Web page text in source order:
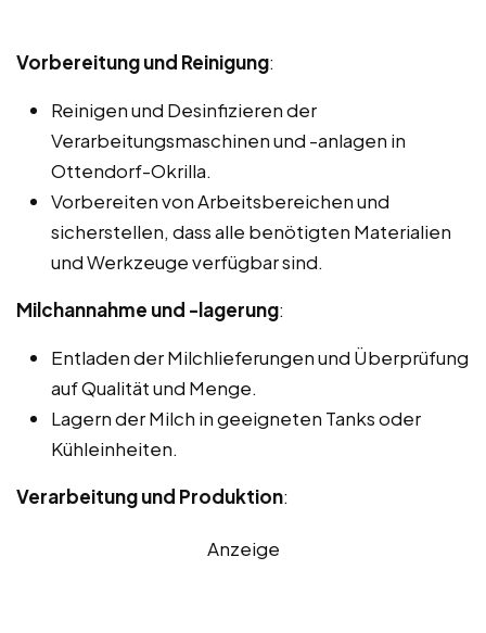
Vorbereitung und Reinigung:
Reinigen und Desinfizieren der
Verarbeitungsmaschinen und -anlagen in
Ottendorf-Okrilla.
Vorbereiten von Arbeitsbereichen und
sicherstellen, dass alle benötigten Materialien
und Werkzeuge verfügbar sind.
Milchannahme und -lagerung:
Entladen der Milchlieferungen und Überprüfung
auf Qualität und Menge.
Lagern der Milch in geeigneten Tanks oder
Kühleinheiten.
Verarbeitung und Produktion:
Anzeige